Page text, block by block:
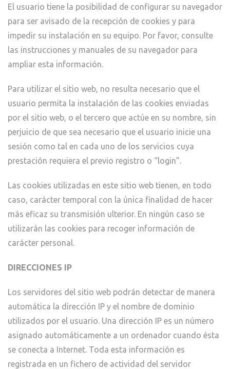
El usuario tiene la posibilidad de configurar su navegador
para ser avisado de la recepción de cookies y para
impedir su instalación en su equipo. Por favor, consulte
las instrucciones y manuales de su navegador para
ampliar esta información.
Para utilizar el sitio web, no resulta necesario que el
usuario permita la instalación de las cookies enviadas
por el sitio web, o el tercero que actúe en su nombre, sin
perjuicio de que sea necesario que el usuario inicie una
sesión como tal en cada uno de los servicios cuya
prestación requiera el previo registro o “login”.
Las cookies utilizadas en este sitio web tienen, en todo
caso, carácter temporal con la única finalidad de hacer
más eficaz su transmisión ulterior. En ningún caso se
utilizarán las cookies para recoger información de
carácter personal.
DIRECCIONES IP
Los servidores del sitio web podrán detectar de manera
automática la dirección IP y el nombre de dominio
utilizados por el usuario. Una dirección IP es un número
asignado automáticamente a un ordenador cuando ésta
se conecta a Internet. Toda esta información es
registrada en un fichero de actividad del servidor